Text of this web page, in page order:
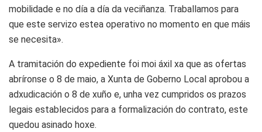
mobilidade e no día a día da veciñanza. Traballamos para
que este servizo estea operativo no momento en que máis
se necesita».
A tramitación do expediente foi moi áxil xa que as ofertas
abríronse o 8 de maio, a Xunta de Goberno Local aprobou a
adxudicación o 8 de xuño e, unha vez cumpridos os prazos
legais establecidos para a formalización do contrato, este
quedou asinado hoxe.